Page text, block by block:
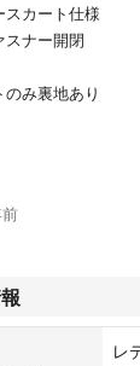
スカート仕様
スナー開閉
のみ裏地あり
レ